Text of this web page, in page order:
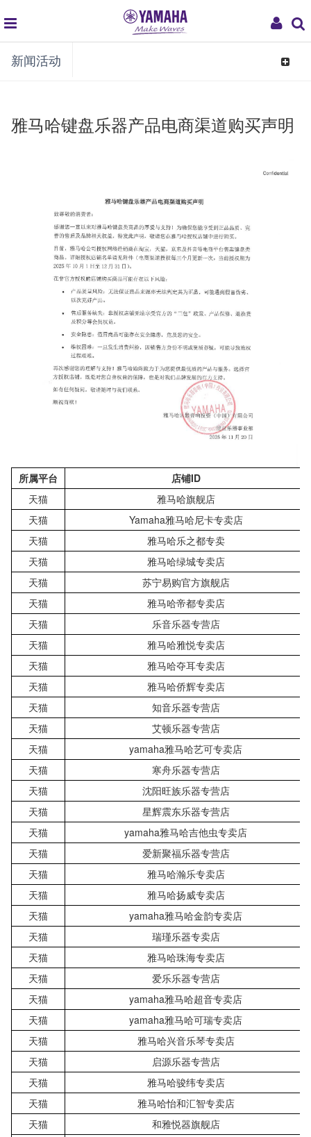
My
global
navigation
新闻活动
Toggle
雅马哈键盘乐器产品电商渠道购买声明
所属平台
店铺ID
天猫
雅马哈旗舰店
天猫
Yamaha雅马哈尼卡专卖店
天猫
雅马哈乐之都专卖
天猫
雅马哈绿城专卖店
天猫
苏宁易购官方旗舰店
天猫
雅马哈帝都专卖店
天猫
乐音乐器专营店
天猫
雅马哈雅悦专卖店
天猫
雅马哈夺耳专卖店
天猫
雅马哈侨辉专卖店
天猫
知音乐器专营店
天猫
艾顿乐器专营店
天猫
yamaha雅马哈艺可专卖店
天猫
寒舟乐器专营店
天猫
沈阳旺族乐器专营店
天猫
星辉震东乐器专营店
天猫
yamaha雅马哈吉他虫专卖店
天猫
爱新聚福乐器专营店
天猫
雅马哈瀚乐专卖店
天猫
雅马哈扬威专卖店
天猫
yamaha雅马哈金韵专卖店
天猫
瑞瑾乐器专卖店
天猫
雅马哈珠海专卖店
天猫
爱乐乐器专营店
天猫
yamaha雅马哈超音专卖店
天猫
yamaha雅马哈可瑞专卖店
天猫
雅马哈兴音乐琴专卖店
天猫
启源乐器专营店
天猫
雅马哈骏纬专卖店
天猫
雅马哈怡和汇智专卖店
天猫
和雅悦器旗舰店